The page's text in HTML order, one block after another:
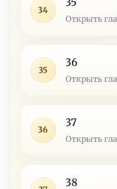
34
Открыть
35
36
Открыть
36
37
Открыть
38